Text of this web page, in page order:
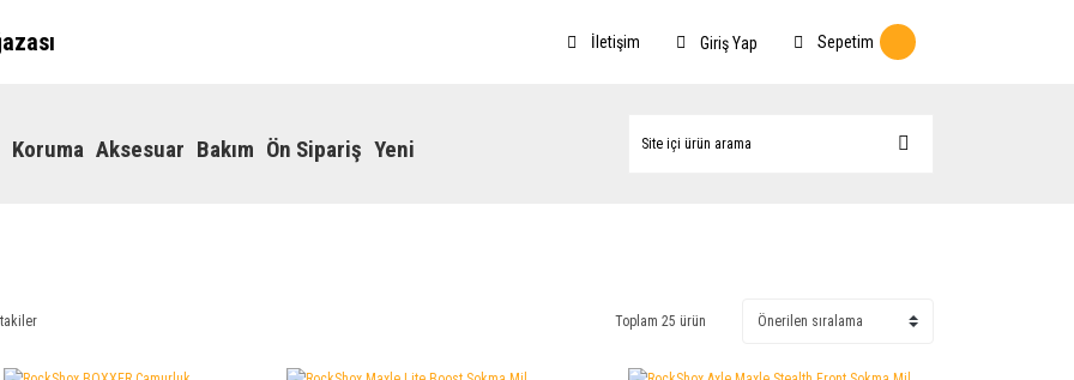
İletişim Giriş Yap Sepetim
Koruma Aksesuar Bakım Ön Sipariş Yeni
Toplam 25 ürün